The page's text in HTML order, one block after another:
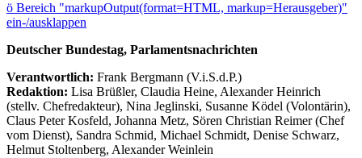
ö Bereich "markupOutput(format=HTML, markup=Herausgeber)"
ein-/ausklappen
Deutscher Bundestag, Parlamentsnachrichten
Verantwortlich: Frank Bergmann (V.i.S.d.P.)
Redaktion: Lisa Brüßler, Claudia Heine, Alexander Heinrich
(stellv. Chefredakteur), Nina Jeglinski, Susanne Ködel (Volontärin),
Claus Peter Kosfeld, Johanna Metz, Sören Christian Reimer (Chef
vom Dienst), Sandra Schmid, Michael Schmidt, Denise Schwarz,
Helmut Stoltenberg, Alexander Weinlein